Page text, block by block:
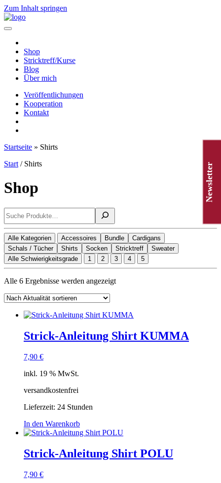
Zum Inhalt springen
Hauptnavigation
Shop
Stricktreff/Kurse
Blog
Über mich
Veröffentlichungen
Kooperation
Kontakt
Startseite » Shirts
Start / Shirts
Shop
Suchen
Alle Kategorien Accessoires Bundle
Cardigans
Schals / Tücher
Shirts Socken Stricktreff
Sweater
Alle Schwierigkeitsgrade
1 2 3 4 5
Alle 6 Ergebnisse werden angezeigtNach
Strick-Anleitung Shirt KUMMA
7,90 €
inkl. 19 % MwSt.
versandkostenfrei
Lieferzeit: 24 Stunden
In den Warenkorb
Strick-Anleitung Shirt POLU
7,90 €
Newsletter